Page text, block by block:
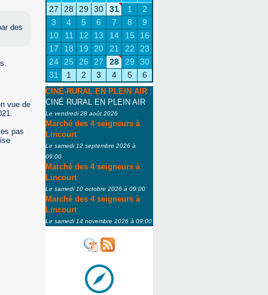
des
vue de
pas
27 28 29 30 31 1
2
3
4 5 6 7 8
9
10
11 12 13 14 15
16
17
18 19 20 21 22
23
24
25 26 27 28 29
30
31
1 2 3 4 5 6
CINÉ-RURAL EN PLEIN AIR :
CINÉ RURAL EN PLEIN AIR
Le vendredi 28 août 2026
Marché des 4 seigneurs à
Lincourt
Le samedi 12 septembre 2026 à
09:00
Marché des 4 seigneurs à
Lincourt
Le samedi 10 octobre 2026 à 09:00
Marché des 4 seigneurs à
Lincourt
Le samedi 14 novembre 2026 à 09:00